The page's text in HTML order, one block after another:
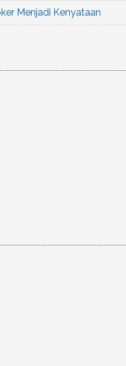
Menjadi Kenyataan